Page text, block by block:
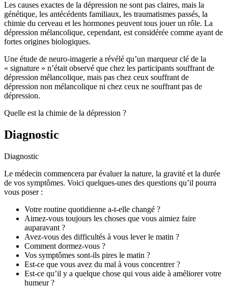
Les causes exactes de la dépression ne sont pas claires, mais la
génétique, les antécédents familiaux, les traumatismes passés, la
chimie du cerveau et les hormones peuvent tous jouer un rôle. La
dépression mélancolique, cependant, est considérée comme ayant de
fortes origines biologiques.
Une étude de neuro-imagerie a révélé qu’un marqueur clé de la
« signature » n’était observé que chez les participants souffrant de
dépression mélancolique, mais pas chez ceux souffrant de
dépression non mélancolique ni chez ceux ne souffrant pas de
dépression.
Quelle est la chimie de la dépression ?
Diagnostic
Diagnostic
Le médecin commencera par évaluer la nature, la gravité et la durée
de vos symptômes. Voici quelques-unes des questions qu’il pourra
vous poser :
Votre routine quotidienne a-t-elle changé ?
Aimez-vous toujours les choses que vous aimiez faire
auparavant ?
Avez-vous des difficultés à vous lever le matin ?
Comment dormez-vous ?
Vos symptômes sont-ils pires le matin ?
Est-ce que vous avez du mal à vous concentrer ?
Est-ce qu’il y a quelque chose qui vous aide à améliorer votre
humeur ?